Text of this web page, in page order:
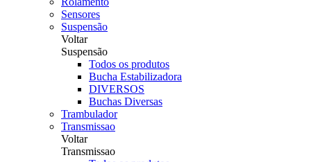
Sensores
Suspensão
Voltar
Suspensão
Todos os produtos
Bucha Estabilizadora
DIVERSOS
Buchas Diversas
Trambulador
Transmissao
Voltar
Transmissao